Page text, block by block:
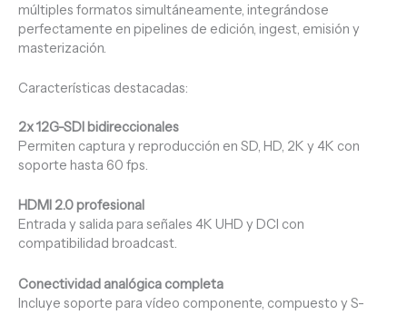
múltiples formatos simultáneamente, integrándose
perfectamente en pipelines de edición, ingest, emisión y
masterización.
Características destacadas:
2x 12G-SDI bidireccionales
Permiten captura y reproducción en SD, HD, 2K y 4K con
soporte hasta 60 fps.
HDMI 2.0 profesional
Entrada y salida para señales 4K UHD y DCI con
compatibilidad broadcast.
Conectividad analógica completa
Incluye soporte para vídeo componente, compuesto y S-